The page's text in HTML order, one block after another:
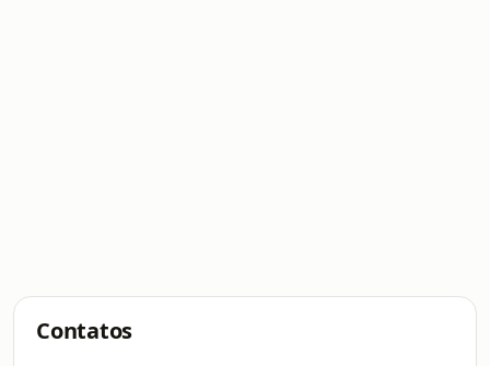
Contatos